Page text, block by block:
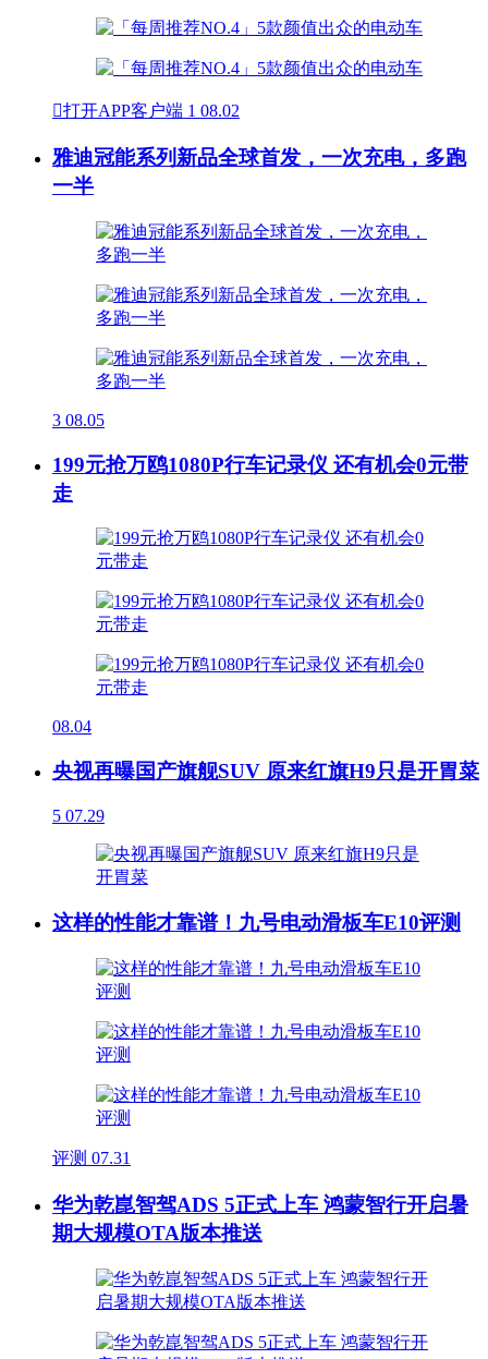
打开APP客户端 1 08.02
雅迪冠能系列新品全球首发，一次充电，多跑
一半
3 08.05
199元抢万鸥1080P行车记录仪 还有机会0元带
走
08.04
央视再曝国产旗舰SUV 原来红旗H9只是开胃菜
5 07.29
这样的性能才靠谱！九号电动滑板车E10评测
评测 07.31
华为乾崑智驾ADS 5正式上车 鸿蒙智行开启暑
期大规模OTA版本推送